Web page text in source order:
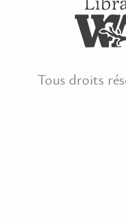
Tous droits